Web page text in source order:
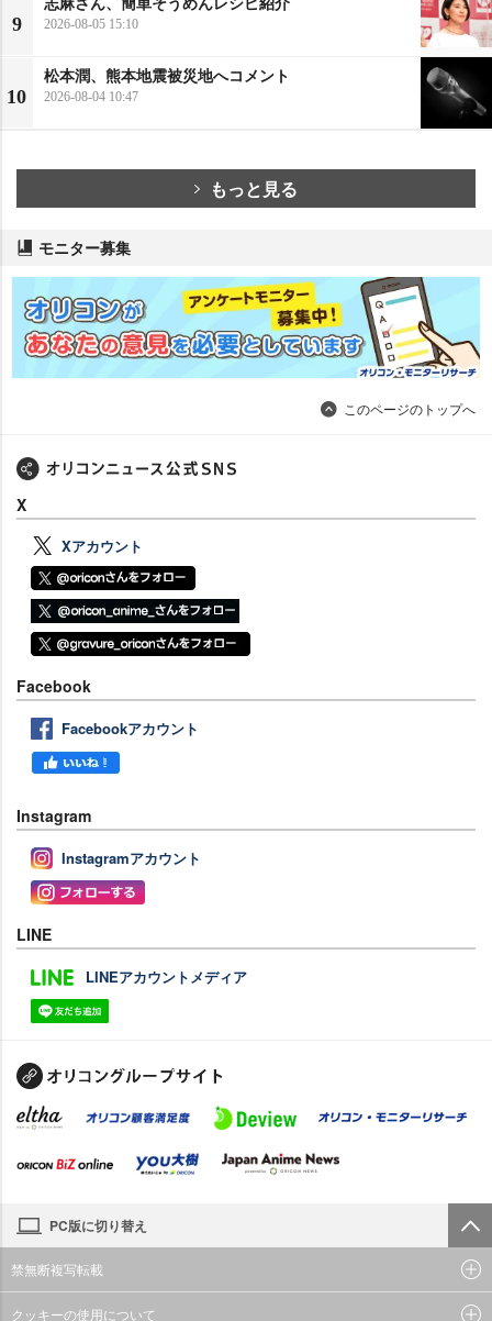
9 2026-08-05 15:10
10
松本潤、熊本地震被災地へコメント
2026-08-04 10:47
もっと見る
モニター募集
このページのトップへ
X
Xアカウント
Facebook
Facebookアカウント
Instagram
Instagramアカウント
LINE
LINEアカウントメディア
PC版に切り替え
禁無断複写転載
クッキーの使用について